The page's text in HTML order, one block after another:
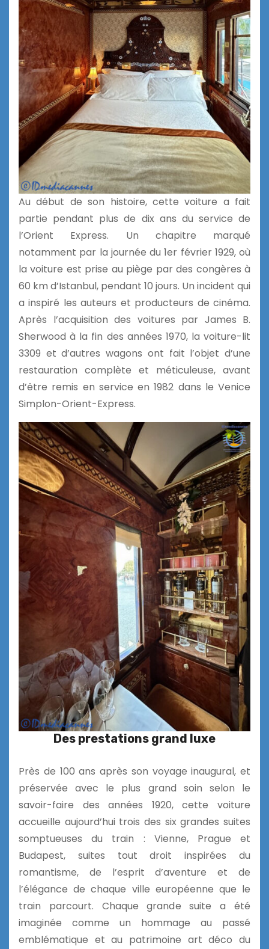
Au début de son histoire, cette voiture a fait
partie pendant plus de dix ans du service de
l’Orient Express. Un chapitre marqué
notamment par la journée du 1er février 1929, où
la voiture est prise au piège par des congères à
60 km d’Istanbul, pendant 10 jours. Un incident qui
a inspiré les auteurs et producteurs de cinéma.
Après l’acquisition des voitures par James B.
Sherwood à la fin des années 1970, la voiture-lit
3309 et d’autres wagons ont fait l’objet d’une
restauration complète et méticuleuse, avant
d’être remis en service en 1982 dans le Venice
Simplon-Orient-Express.
Des prestations grand luxe
Près de 100 ans après son voyage inaugural, et
préservée avec le plus grand soin selon le
savoir-faire des années 1920, cette voiture
accueille aujourd’hui trois des six grandes suites
somptueuses du train : Vienne, Prague et
Budapest, suites tout droit inspirées du
romantisme, de l’esprit d’aventure et de
l’élégance de chaque ville européenne que le
train parcourt. Chaque grande suite a été
imaginée comme un hommage au passé
emblématique et au patrimoine art déco du